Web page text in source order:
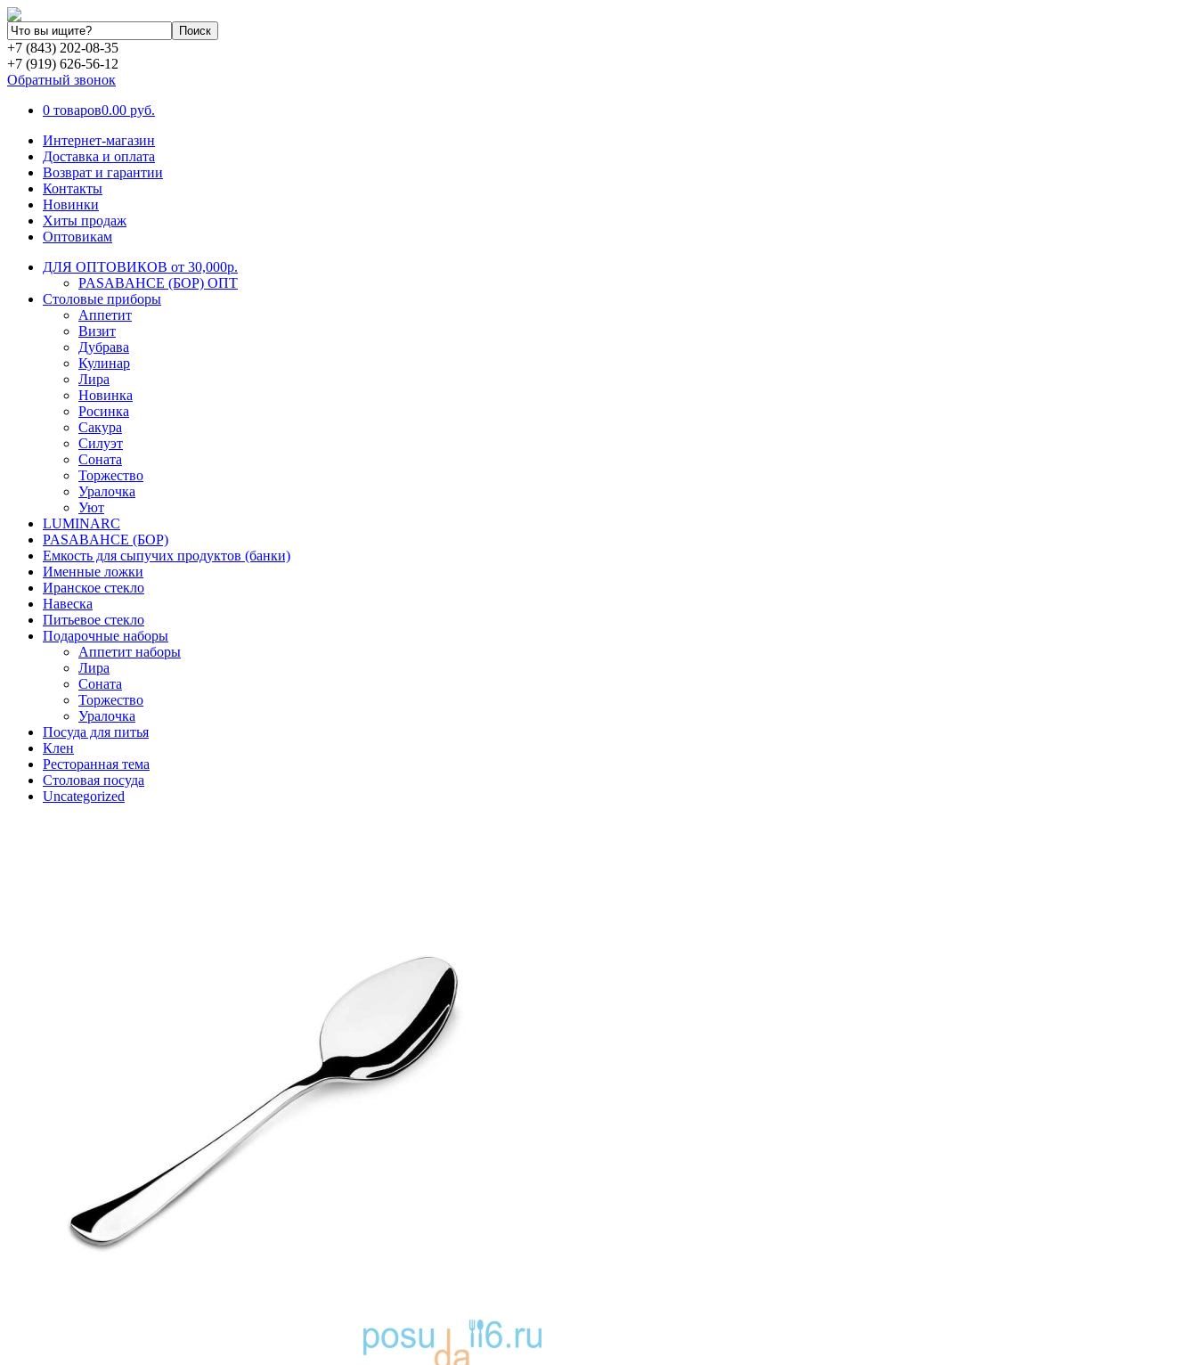
+7 (843) 202-08-35
+7 (919) 626-56-12
Обратный звонок
0 товаров0.00 руб.
Интернет-магазин
Доставка и оплата
Возврат и гарантии
Контакты
Новинки
Хиты продаж
Оптовикам
ДЛЯ ОПТОВИКОВ от 30,000р.
PASABAHCE (БОР) ОПТ
Столовые приборы
Аппетит
Визит
Дубрава
Кулинар
Лира
Новинка
Росинка
Сакура
Силуэт
Соната
Торжество
Уралочка
Уют
LUMINARC
PASABAHCE (БОР)
Емкость для сыпучих продуктов (банки)
Именные ложки
Иранское стекло
Навеска
Питьевое стекло
Подарочные наборы
Аппетит наборы
Лира
Соната
Торжество
Уралочка
Посуда для питья
Клен
Ресторанная тема
Столовая посуда
Uncategorized